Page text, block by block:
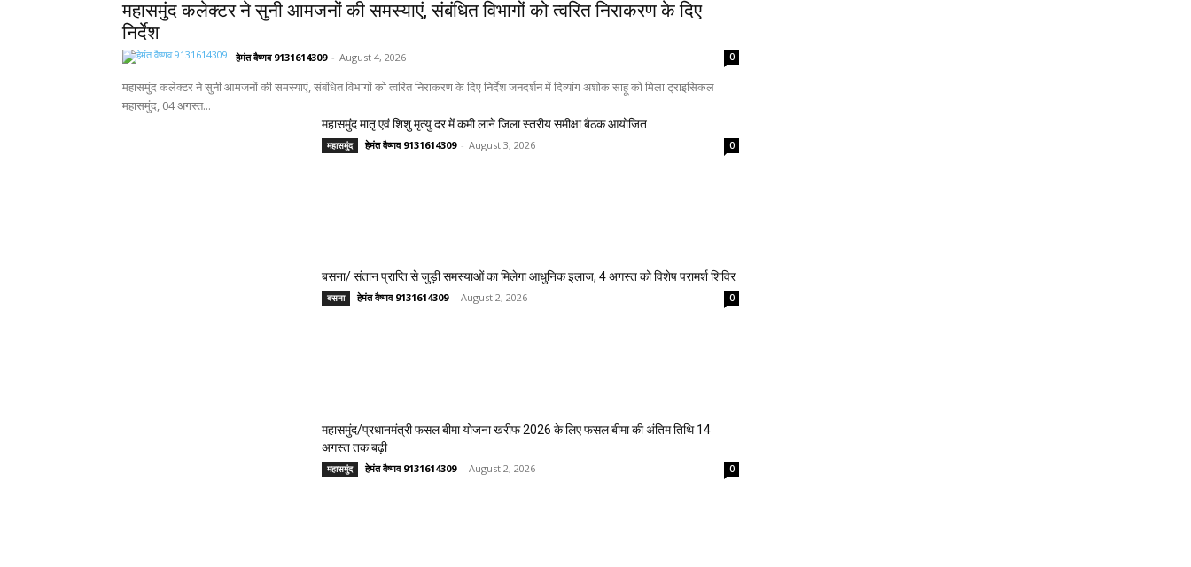
महासमुंद कलेक्टर ने सुनी आमजनों की समस्याएं, संबंधित विभागों को त्वरित निराकरण के दिए
निर्देश
हेमंत वैष्णव 9131614309 - August 4, 2026 0
महासमुंद कलेक्टर ने सुनी आमजनों की समस्याएं, संबंधित विभागों को त्वरित निराकरण के दिए निर्देश जनदर्शन में दिव्यांग अशोक साहू को मिला ट्राइसिकल
महासमुंद, 04 अगस्त...
महासमुंद मातृ एवं शिशु मृत्यु दर में कमी लाने जिला स्तरीय समीक्षा बैठक आयोजित
महासमुंद हेमंत वैष्णव 9131614309 - August 3, 2026 0
बसना/ संतान प्राप्ति से जुड़ी समस्याओं का मिलेगा आधुनिक इलाज, 4 अगस्त को विशेष परामर्श शिविर
बसना हेमंत वैष्णव 9131614309 - August 2, 2026 0
महासमुंद/प्रधानमंत्री फसल बीमा योजना खरीफ 2026 के लिए फसल बीमा की अंतिम तिथि 14
अगस्त तक बढ़ी
महासमुंद हेमंत वैष्णव 9131614309 - August 2, 2026 0